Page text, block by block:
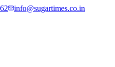
info@sugartimes.co.in